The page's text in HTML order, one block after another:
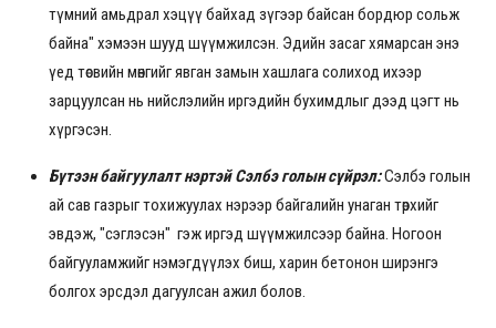
түмний амьдрал хэцүү байхад зүгээр байсан бордюр сольж
байна" хэмээн шууд шүүмжилсэн. Эдийн засаг хямарсан энэ
үед төсвийн мөнгийг явган замын хашлага солиход ихээр
зарцуулсан нь нийслэлийн иргэдийн бухимдлыг дээд цэгт нь
хүргэсэн.
Бүтээн байгуулалт нэртэй Сэлбэ голын сүйрэл:Сэлбэ голын
ай сав газрыг тохижуулах нэрээр байгалийн унаган төрхийг
эвдэж, "сэглэсэн" гэж иргэд шүүмжилсээр байна. Ногоон
байгууламжийг нэмэгдүүлэх биш, харин бетонон ширэнгэ
болгох эрсдэл дагуулсан ажил болов.